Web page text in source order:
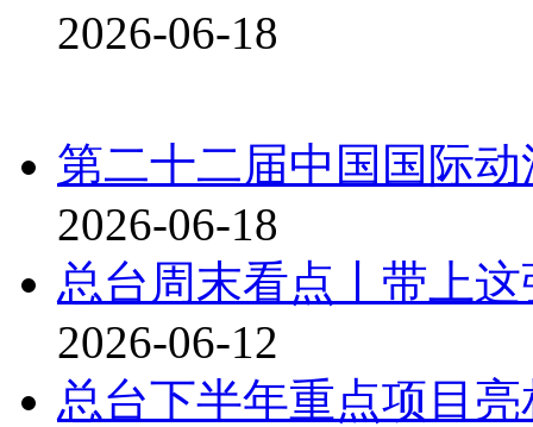
2026-06-18
第二十二届中国国际
2026-06-18
总台周末看点丨带上这
2026-06-12
总台下半年重点项目